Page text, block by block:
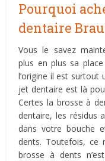
Pourquoi
dentaire
Vous le savez
plus en plus sa
l’origine il est surtout
jet dentaire est là
Certes la brosse à
dentaire, les résidus
dans votre bouche
dents. Toutefois, ce
brosse à dents